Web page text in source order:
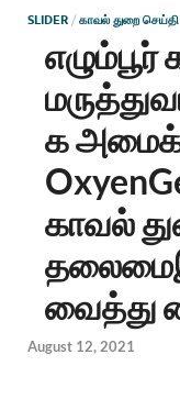
SLIDER / காவல் துறை செய்தி
க
காவல்
வைத்து
August 12, 2021